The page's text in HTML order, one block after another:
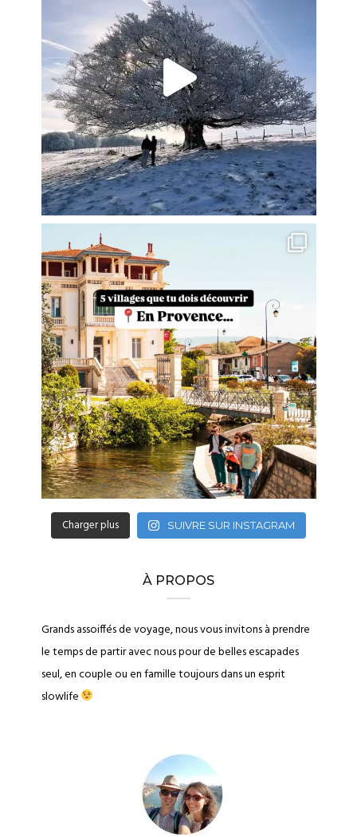
Charger plus SUIVRE SUR INSTAGRAM
À PROPOS
Grands assoiffés de voyage, nous vous invitons à prendre
le temps de partir avec nous pour de belles escapades
seul, en couple ou en famille toujours dans un esprit
slowlife